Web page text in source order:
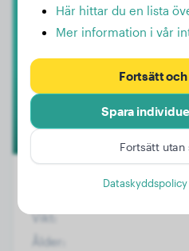
Vikt:
Ålder:
Här hittar du en lista
Mer information i vår
Fortsätt
Spara
Fortsätt utan
Dataskyddspolicy